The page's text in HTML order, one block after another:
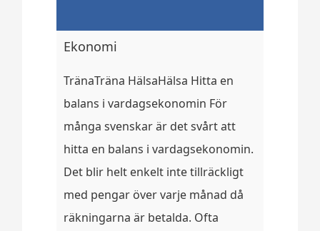
Ekonomi
TränaTräna HälsaHälsa Hitta en
balans i vardagsekonomin För
många svenskar är det svårt att
hitta en balans i vardagsekonomin.
Det blir helt enkelt inte tillräckligt
med pengar över varje månad då
räkningarna är betalda. Ofta